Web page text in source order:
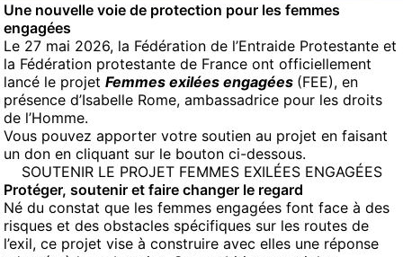
Une nouvelle voie de protection pour les femmes
engagées
Le 27 mai 2026, la Fédération de l’Entraide Protestante et
la Fédération protestante de France ont officiellement
lancé le projet Femmes exilées engagées (FEE), en
présence d’Isabelle Rome, ambassadrice pour les droits
de l’Homme.
Vous pouvez apporter votre soutien au projet en faisant
un don en cliquant sur le bouton ci-dessous.
SOUTENIR LE PROJET FEMMES EXILÉES ENGAGÉES
Protéger, soutenir et faire changer le regard
Né du constat que les femmes engagées font face à des
risques et des obstacles spécifiques sur les routes de
l’exil, ce projet vise à construire avec elles une réponse